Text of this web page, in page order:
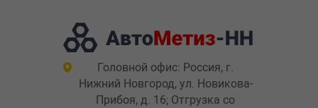
Головной офис: Россия, г.
Нижний Новгород, ул. Новикова-
Прибоя, д. 16; Отгрузка со